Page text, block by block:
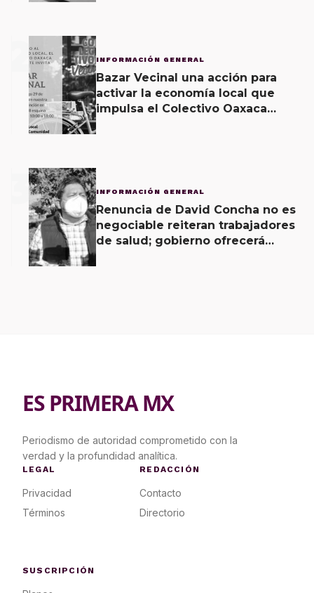
2 INFORMACIÓN GENERAL
Bazar Vecinal una acción para
activar la economía local que
impulsa el Colectivo Oaxaca
3 INFORMACIÓN GENERAL
Renuncia de David Concha no es
negociable reiteran trabajadores
de salud; gobierno ofrecerá
ES PRIMERA MX
Periodismo de autoridad comprometido con la
verdad y la profundidad analítica.
LEGAL
Privacidad
Términos
REDACCIÓN
Contacto
Directorio
SUSCRIPCIÓN